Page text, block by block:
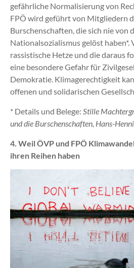
gefährliche Normalisierung von
FPÖ wird geführt von Mitgliedern
Burschenschaften, die sich nie von
Nationalsozialismus gelöst haben*.
rassistische Hetze und die daraus
eine besondere Gefahr für
Demokratie. Klimagerechtigkeit
offenen und solidarischen
* Details und Belege: Stille
und die Burschenschaften, Hans-
4. Weil ÖVP und FPÖ
ihren Reihen haben